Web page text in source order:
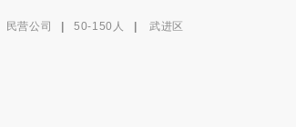
民营公司 50-150人 武进区